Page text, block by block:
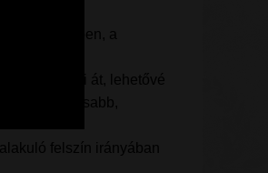
mélységében, a
nedvesíti át, lehetővé
gazdaságosabb,
felszín irányában